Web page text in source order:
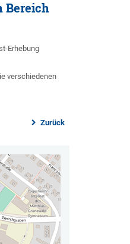
Bereich
Erhebung
verschiedenen
Zurück